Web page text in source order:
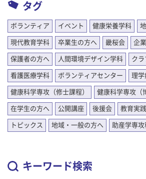
タグ
ボランティア イベント 健康栄養学科
現代教育学科 卒業生の方へ 畿桜会 企
保護者の方へ 人間環境デザイン学科 クラ
看護医療学科 ボランティアセンター 理学
健康科学専攻（修士課程） 健康科学専攻（
在学生の方へ 公開講座 後援会 教育実
トピックス 地域・一般の方へ 助産学専攻
キーワード検索